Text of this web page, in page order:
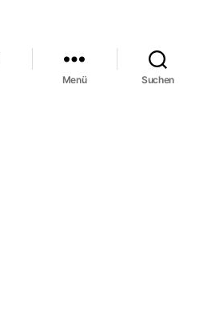
Menü Suchen